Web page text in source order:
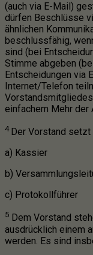
(auch via E-Mail)
dürfen Beschlüsse
ähnlichen
beschlussfähig,
sind (bei
Stimme abgeben
Entscheidungen via
Internet/Telefon
einfachem Mehr der
4 Der Vorstand
a) Kassier
b)
c) Protokollführer
5 Dem Vorstand
ausdrücklich einem
werden. Es sind